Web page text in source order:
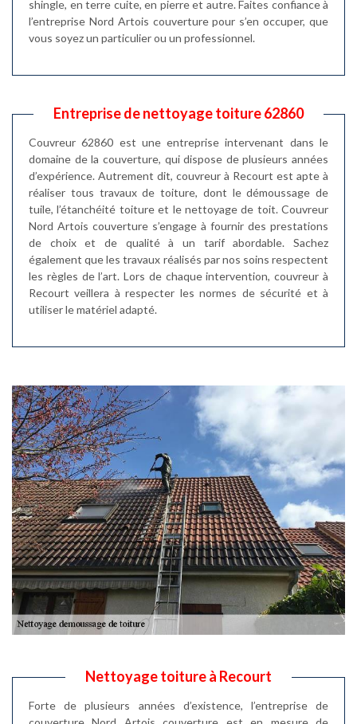
shingle, en terre cuite, en pierre et autre. Faites confiance à
l’entreprise Nord Artois couverture pour s’en occuper, que
vous soyez un particulier ou un professionnel.
Entreprise de nettoyage toiture 62860
Couvreur 62860 est une entreprise intervenant dans le
domaine de la couverture, qui dispose de plusieurs années
d’expérience. Autrement dit, couvreur à Recourt est apte à
réaliser tous travaux de toiture, dont le démoussage de
tuile, l’étanchéité toiture et le nettoyage de toit. Couvreur
Nord Artois couverture s’engage à fournir des prestations
de choix et de qualité à un tarif abordable. Sachez
également que les travaux réalisés par nos soins respectent
les règles de l’art. Lors de chaque intervention, couvreur à
Recourt veillera à respecter les normes de sécurité et à
utiliser le matériel adapté.
Nettoyage toiture à Recourt
Forte de plusieurs années d’existence, l’entreprise de